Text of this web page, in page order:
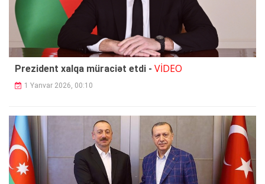
Prezident xalqa müraciət etdi - VİDEO
1 Yanvar 2026, 00:10